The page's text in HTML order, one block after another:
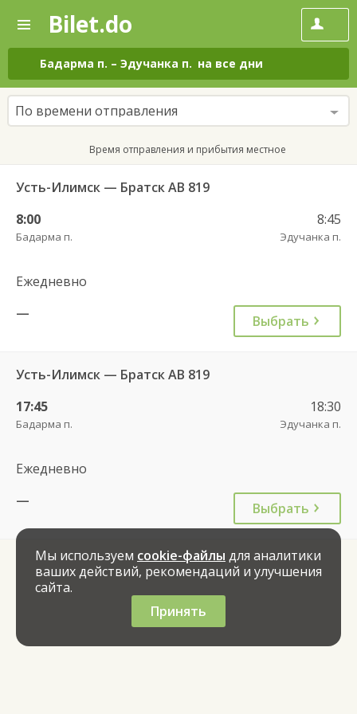
—
Поиск
и
покупка
билетов
на
автобус
онлайн
Bilet.do
Бадарма п. – Эдучанка п. на все дни
По времени отправления
Время отправления и прибытия местное
Усть-Илимск — Братск АВ 819
8:00
Бадарма п.
8:45
Эдучанка п.
Ежедневно
—
Выбрать
Усть-Илимск — Братск АВ 819
17:45
Бадарма п.
18:30
Эдучанка п.
Ежедневно
—
Выбрать
Мы используем cookie-файлы для аналитики
ваших действий, рекомендаций и улучшения
сайта.
Принять